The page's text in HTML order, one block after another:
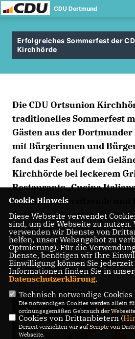
CDU Dortmund
Erfolgreiches Sommerfest der
Kirchhörde
Die CDU Ortsunion
traditionelles Sommerfest
Gästen aus der
mit Bürgerinnen und
fand das Fest auf dem
Kirchhörde bei leckerem
Restaurants „Cucina
Ortsunionsvorsitzende und
Ratsherr, Thorsten
Glück mit dem Wetter und
entspanntem Umfeld.
Politik für uns auch Spaß:
Gespräch kommen.“
Cookie Hinweis
Diese Webseite verwendet
sind, um die Webseite zu nutzen.
verwenden wir Dienste von
helfen, unser Webangebot zu
Optmierung). Für die
Dienste, benötigen wir Ihre
Einwilligung können Sie
Informationen finden Sie in
Datenschutzerklärung.
Technisch notwendige Cookies
Die notwendigen Cookies werden allein
ordnungsgemäßen Gebrauch der
Cookies von Drittanbietern (
Derzeit verzichten wir auf Scripte von
Webseite.